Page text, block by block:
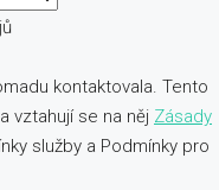
kontaktovala. Tento
vztahují se na něj Zásady
služby a Podmínky pro